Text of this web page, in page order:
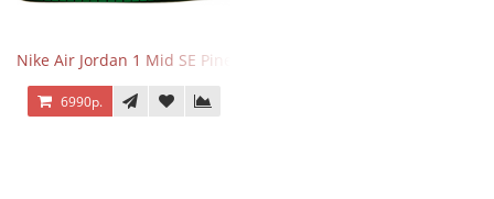
Nike Air Jordan 1 Mid SE Pine Green
6990р.